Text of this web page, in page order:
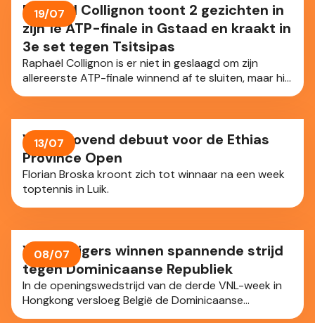
Raphäel Collignon toont 2 gezichten in
zijn 1e ATP-finale in Gstaad en kraakt in
3e set tegen Tsitsipas
Raphaël Collignon is er niet in geslaagd om zijn
allereerste ATP-finale winnend af te sluiten, maar hij
heeft zich wel enorm geweerd in Gstaad (Zwi). Onze
gezichten tegen de Griek Stefanos Tsitsipas (ATP-
85). Bij momenten wervelend en vol klasse, maar ook
met te veel fouten op belangrijke momenten. Na 2
uur en 17 minuten stond er 6-4, 6-7, 6-3 op het
bord.
19/07
Veelbelovend debuut voor de Ethias
Province Open
Florian Broska kroont zich tot winnaar na een week
toptennis in Luik.
13/07
Yellow Tigers winnen spannende strijd
tegen Dominicaanse Republiek
In de openingswedstrijd van de derde VNL-week in
Hongkong versloeg België de Dominicaanse
Republiek na een zenuwslopende vijfsetter: 3-2.
08/07